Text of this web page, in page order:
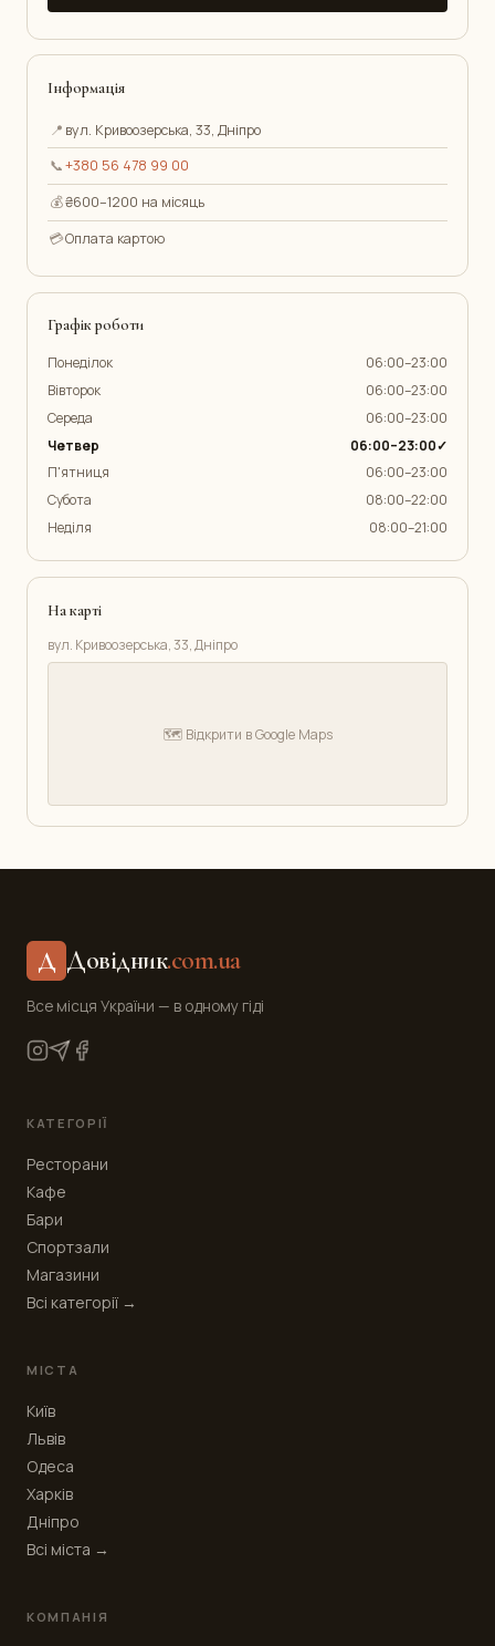
Інформація
📍 вул. Кривоозерська, 33, Дніпро
📞+380 56 478 99 00
💰₴600–1200 на місяць
💳Оплата картою
Графік роботи
Понеділок
06:00–23:00
Вівторок
06:00–23:00
Середа
06:00–23:00
Четвер
06:00–23:00✓
П'ятниця
06:00–23:00
Субота
08:00–22:00
Неділя
08:00–21:00
На карті
вул. Кривоозерська, 33, Дніпро
🗺️ Відкрити в Google Maps
Д Довідник.com.ua
Все місця України — в одному гіді
КАТЕГОРІЇ
Ресторани
Кафе
Бари
Спортзали
Магазини
Всі категорії →
МІСТА
Київ
Львів
Одеса
Харків
Дніпро
Всі міста →
КОМПАНІЯ